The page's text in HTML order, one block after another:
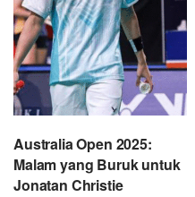
Australia Open 2025:
Malam yang Buruk untuk
Jonatan Christie